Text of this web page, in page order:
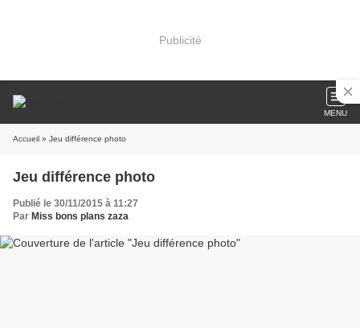
Publicité
MENU
Accueil » Jeu différence photo
Jeu différence photo
Publié le 30/11/2015 à 11:27
Par Miss bons plans zaza